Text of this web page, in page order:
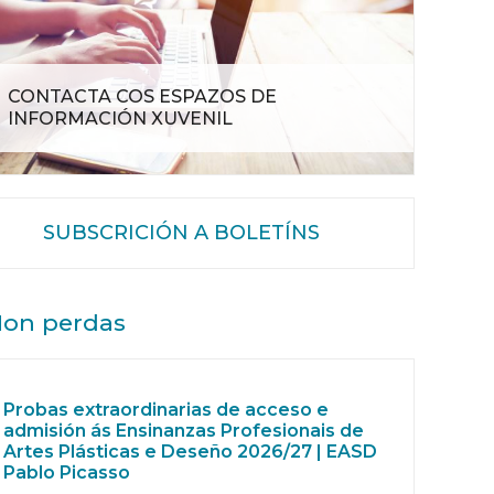
CONTACTA COS ESPAZOS DE
INFORMACIÓN XUVENIL
SUBSCRICIÓN A BOLETÍNS
perdas
Probas extraordinarias de acceso e
admisión ás Ensinanzas Profesionais de
Artes Plásticas e Deseño 2026/27 | EASD
Pablo Picasso